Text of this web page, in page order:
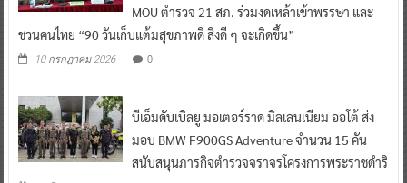
MOU ตำรวจ 21 สภ. ร่วมงดเหล้าเข้าพรรษา และ
ชวนคนไทย “90 วันเก็บแต้มสุขภาพดี สิ่งดี ๆ จะเกิดขึ้น”
10 กรกฎาคม 2026 0
บีเอ็มดับเบิลยู มอเตอร์ราด มิลเลนเนียม ออโต้ ส่ง
มอบ BMW F900GS Adventure จำนวน 15 คัน
สนับสนุนภารกิจตำรวจจราจรโครงการพระราชดำริ